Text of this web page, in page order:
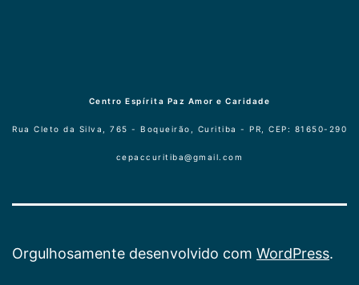
Centro Espírita Paz Amor e Caridade
Rua Cleto da Silva, 765 - Boqueirão, Curitiba - PR, CEP: 81650-290
cepaccuritiba@gmail.com
Orgulhosamente desenvolvido com WordPress.